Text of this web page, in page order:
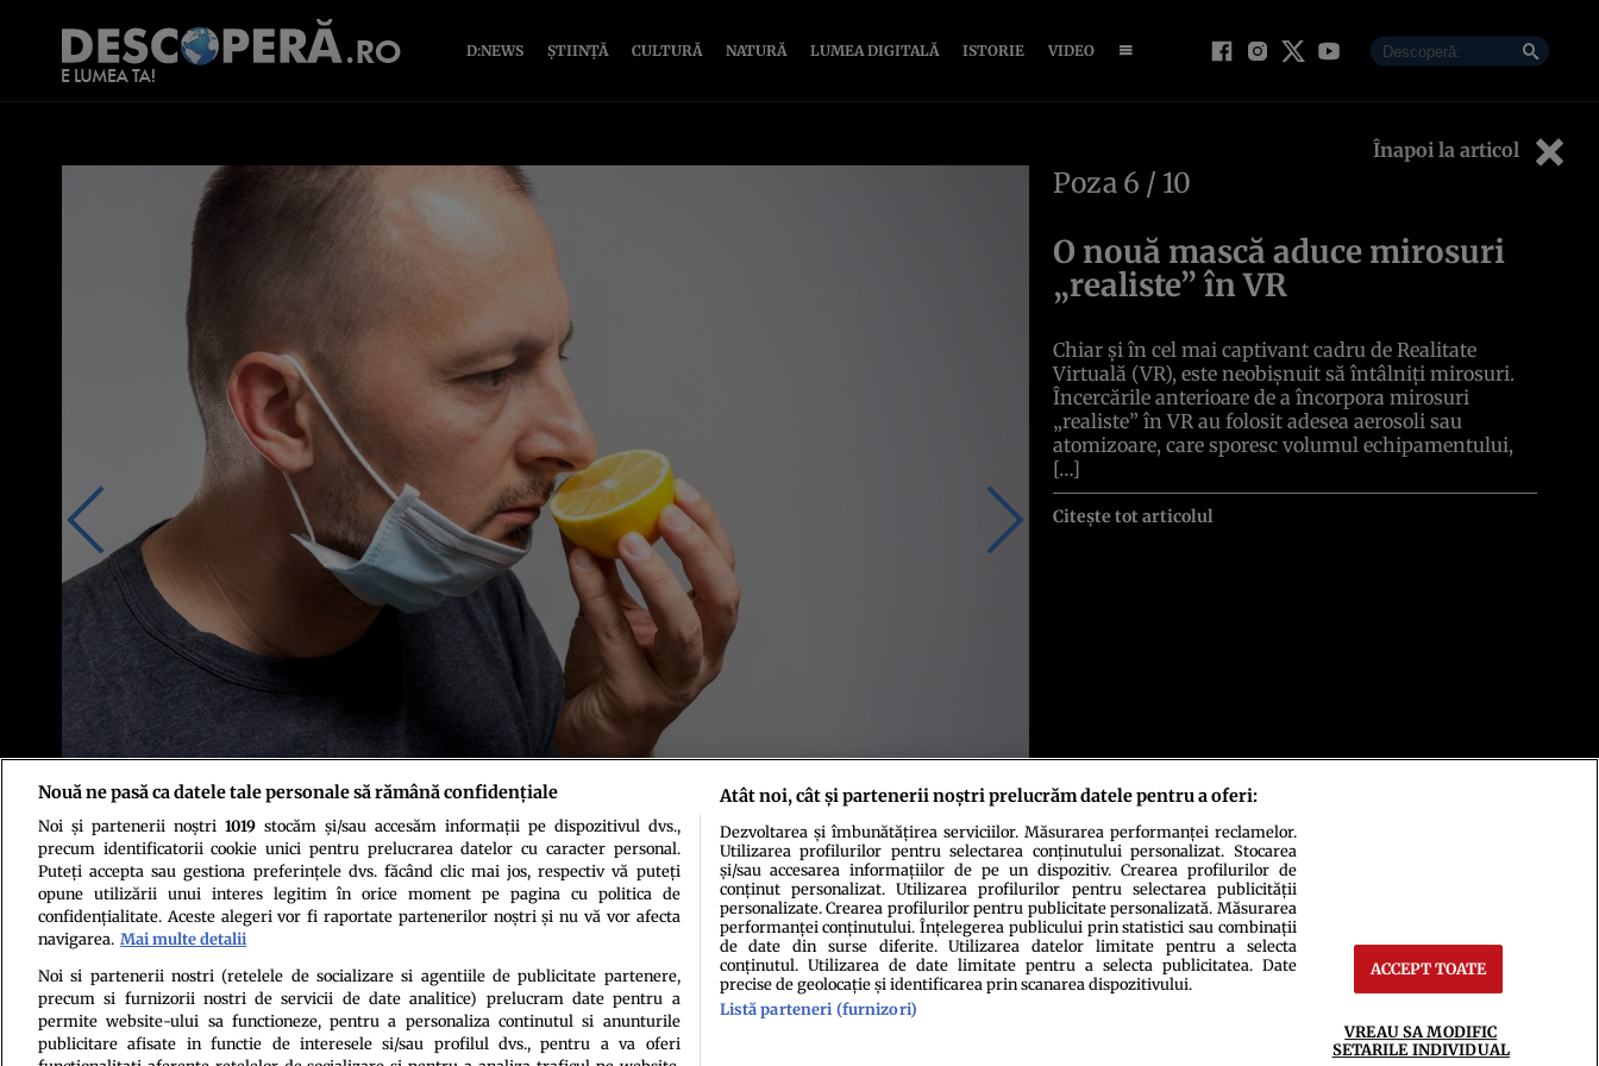
D:NEWS ȘTIINȚĂ CULTURĂ NATURĂ LUMEA DIGITALĂ ISTORIE VIDEO
Înapoi la articol
Foto: Shutterstock
Poza 6 / 10
O nouă mască aduce mirosuri
„realiste” în VR
Chiar și în cel mai captivant cadru de Realitate
Virtuală (VR), este neobișnuit să întâlniți mirosuri.
Încercările anterioare de a încorpora mirosuri
„realiste” în VR au folosit adesea aerosoli sau
atomizoare, care sporesc volumul echipamentului,
[…]
Citește tot articolul
Politica de confidenţialitatePolitica de cookiesTermeni şi condiţiiEchipa redacțională
Nouă ne pasă ca datele tale personale să rămână confidențiale
Noi și partenerii noștri 1019stocăm și/sau accesăm informații pe dispozitivul dvs.,
precum identificatorii cookie unici pentru prelucrarea datelor cu caracter personal.
Puteți accepta sau gestiona preferințele dvs. făcând clic mai jos, respectiv vă puteți
opune utilizării unui interes legitim în orice moment pe pagina cu politica de
confidențialitate. Aceste alegeri vor fi raportate partenerilor noștri și nu vă vor afecta
navigarea. Mai multe detalii
Noi si partenerii nostri (retelele de socializare si agentiile de publicitate partenere,
precum si furnizorii nostri de servicii de date analitice) prelucram date pentru a
permite website-ului sa functioneze, pentru a personaliza continutul si anunturile
publicitare afisate in functie de interesele si/sau profilul dvs., pentru a va oferi
Atât noi, cât și partenerii noștri prelucrăm datele pentru a oferi:
Dezvoltarea și îmbunătățirea serviciilor. Măsurarea performanței reclamelor.
Utilizarea profilurilor pentru selectarea conținutului personalizat. Stocarea
și/sau accesarea informațiilor de pe un dispozitiv. Crearea profilurilor de
conținut personalizat. Utilizarea profilurilor pentru selectarea publicității
personalizate. Crearea profilurilor pentru publicitate personalizată. Măsurarea
performanței conținutului. Înțelegerea publicului prin statistici sau combinații
de date din surse diferite. Utilizarea datelor limitate pentru a selecta
conținutul. Utilizarea de date limitate pentru a selecta publicitatea. Date
precise de geolocație și identificarea prin scanarea dispozitivului.
Listă parteneri (furnizori)
ACCEPT TOATE
VREAU SA MODIFIC
SETARILE INDIVIDUAL